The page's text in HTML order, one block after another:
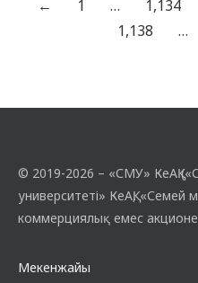
жылдың 9
«Тілім – менің…
← 1 … 1,134
1,138
…
© 2019-2026 – «СМУ» КеАҚ
университеті» КеАҚ, «Семей
коммерциялық емес
Мекенжайы